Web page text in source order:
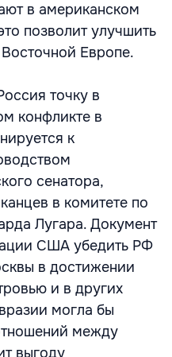
в американском
позволит улучшить
Европе.
точку в
конфликте в
к
сенатора,
в комитете по
Лугара. Документ
США убедить РФ
в достижении
и в других
могла бы
между
выгоду